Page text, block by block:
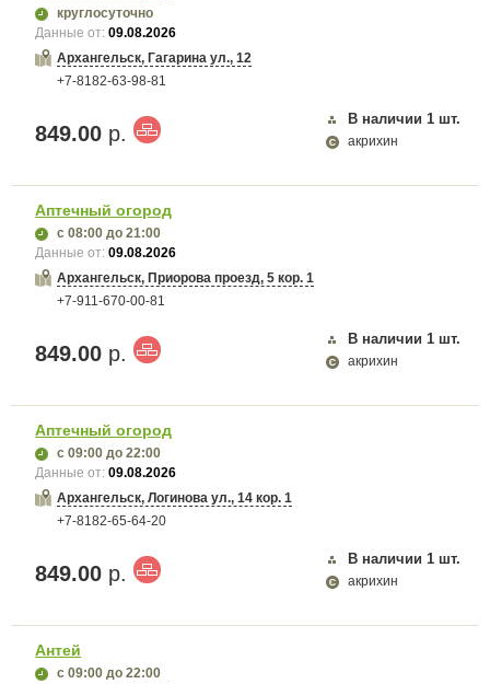
круглосуточно
Данные от:09.08.2026
Архангельск, Гагарина ул., 12
+7-8182-63-98-81
849.00 р.
В наличии 1 шт.
акрихин
Аптечный огород
с 08:00 до 21:00
Данные от:09.08.2026
Архангельск, Приорова проезд, 5 кор. 1
+7-911-670-00-81
849.00 р.
В наличии 1 шт.
акрихин
Аптечный огород
с 09:00 до 22:00
Данные от:09.08.2026
Архангельск, Логинова ул., 14 кор. 1
+7-8182-65-64-20
849.00 р.
В наличии 1 шт.
акрихин
Антей
с 09:00 до 22:00